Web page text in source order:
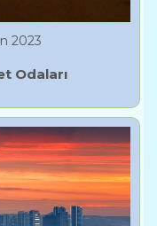
2023
Odaları